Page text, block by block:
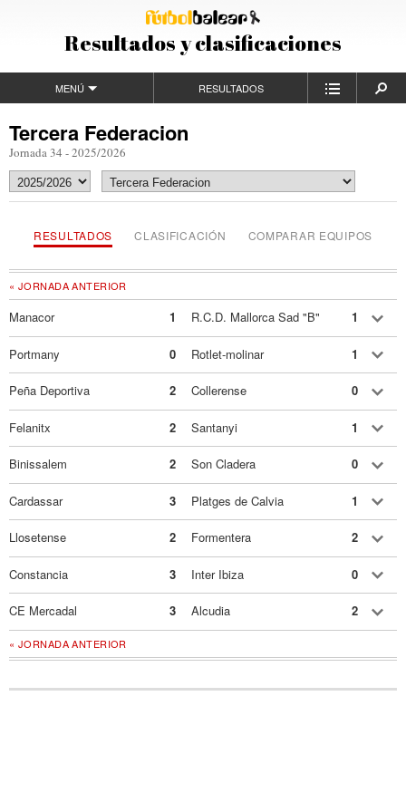
Resultados y clasificaciones
MENÚ RESULTADOS
Tercera Federacion
Jornada 34 - 2025/2026
RESULTADOS CLASIFICACIÓN COMPARAR EQUIPOS
« JORNADA ANTERIOR
Manacor 1 R.C.D. Mallorca Sad "B" 1
Portmany 0 Rotlet-molinar 1
Peña Deportiva 2 Collerense 0
Felanitx 2 Santanyi 1
Binissalem 2 Son Cladera 0
Cardassar 3 Platges de Calvia 1
Llosetense 2 Formentera 2
Constancia 3 Inter Ibiza 0
CE Mercadal 3 Alcudia 2
« JORNADA ANTERIOR